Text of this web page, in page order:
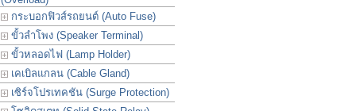
กระบอกฟิวส์รถยนต์ (Auto Fuse)
ขั้วลำโพง (Speaker Terminal)
ขั้วหลอดไฟ (Lamp Holder)
เคเบิลแกลน (Cable Gland)
เซิร์จโปรเทคชัน (Surge Protection)